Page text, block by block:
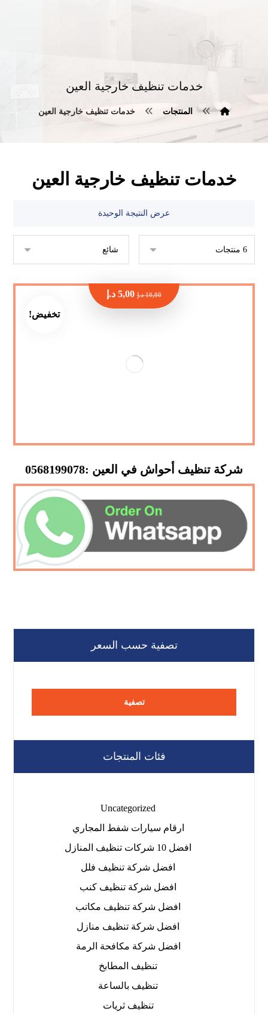
خدمات تنظيف خارجية العين
المنتجات خدمات تنظيف خارجية العين
خدمات تنظيف خارجية العين
عرض النتيجة الوحيدة
تخفيض!
شركة تنظيف أحواش في العين :0568199078
10,00 د.إ 5,00 د.إ
تصفية حسب السعر
تصفية
فئات المنتجات
Uncategorized
ارقام سيارات شفط المجاري
افضل 10 شركات تنظيف المنازل
افضل شركة تنظيف فلل
افضل شركة تنظيف كنب
افضل شركة تنظيف مكاتب
افضل شركة تنظيف منازل
افضل شركة مكافحة الرمة
تنظيف المطابخ
تنظيف بالساعة
تنظيف ثريات